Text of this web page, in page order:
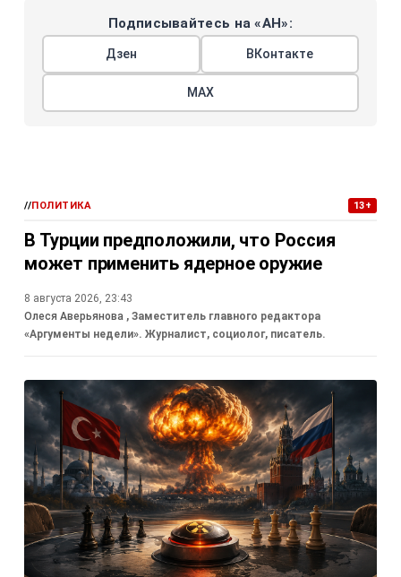
Подписывайтесь на «АН»:
Дзен ВКонтакте
МАХ
//ПОЛИТИКА 13+
В Турции предположили, что Россия
может применить ядерное оружие
8 августа 2026, 23:43
Олеся Аверьянова , Заместитель главного редактора
«Аргументы недели». Журналист, социолог, писатель.